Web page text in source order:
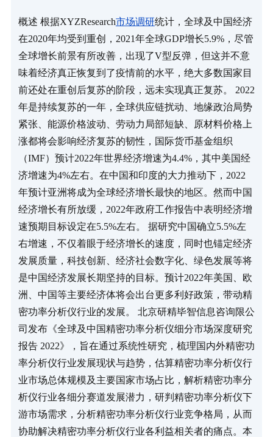
概述 根据XYZResearch市场调研统计，全球及中国经济
在2020年均受到重创，2021年全球GDP增长5.9%，尽管
全球增长前景有所改善，出现了V型反弹，但这并不意
味着经济真正恢复到了疫情前的水平，绝大多数国家目
前还处在重创后复苏的阶段，远未实现真正复苏。 2022
年是持续复苏的一年，全球供应链扰动、地缘政治局势
紧张、能源价格波动、劳动力局部短缺、原材料价格上
涨都将会影响经济复苏的韧性，国际货币基金组织
（IMF）预计2022年世界经济增速为4.4%，其中美国经
济增速为4%左右。在中国和印度的大力推动下，2022
年预计亚洲将成为全球经济增长最快的地区。然而中国
经济增长有所放缓，2022年政府工作报告中表明经济增
速预期目标设定在5.5%左右。 据研究中国确立5.5%左
右增速，不仅着眼于经济增长的速度，同时也锚定经济
发展质量，科技创新、经济社会数字化、绿色发展等将
是中国经济发展长期坚持的目标。预计2022年美国、欧
洲、中国等主要经济体将会出台更多利好政策，带动精
密功率分析仪行业的发展。 北京研精毕智信息咨询限公
司发布《全球及中国精密功率分析仪细分市场深度研究
报告 2022》，旨在通过系统性研究，梳理国内外精密功
率分析仪行业发展现状与趋势，估算精密功率分析仪行
业市场总体规模及主要国家市场占比，解析精密功率分
析仪行业各细分赛道发展潜力，研判精密功率分析仪下
游市场需求，分析精密功率分析仪行业竞争格局，从而
协助解决精密功率分析仪行业各利益相关者的痛点。本